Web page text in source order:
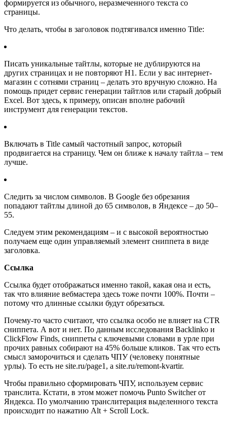
формируется из обычного, неразмеченного текста со
страницы.
Что делать, чтобы в заголовок подтягивался именно Title:
Писать уникальные тайтлы, которые не дублируются на
других страницах и не повторяют H1. Если у вас интернет-
магазин с сотнями страниц – делать это вручную сложно. На
помощь придет сервис генерации тайтлов или старый добрый
Excel. Вот здесь, к примеру, описан вполне рабочий
инструмент для генерации текстов.
Включать в Title самый частотный запрос, который
продвигается на страницу. Чем он ближе к началу тайтла – тем
лучше.
Следить за числом символов. В Google без обрезания
попадают тайтлы длиной до 65 символов, в Яндексе – до 50–
55.
Следуем этим рекомендациям – и с высокой вероятностью
получаем еще один управляемый элемент сниппета в виде
заголовка.
Ссылка
Ссылка будет отображаться именно такой, какая она и есть,
так что влияние вебмастера здесь тоже почти 100%. Почти –
потому что длинные ссылки будут обрезаться.
Почему-то часто считают, что ссылка особо не влияет на CTR
сниппета. А вот и нет. По данным исследования Backlinko и
ClickFlow Finds, сниппеты с ключевыми словами в урле при
прочих равных собирают на 45% больше кликов. Так что есть
смысл заморочиться и сделать ЧПУ (человеку понятные
урлы). То есть не site.ru/page1, а site.ru/remont-kvartir.
Чтобы правильно сформировать ЧПУ, используем сервис
транслита. Кстати, в этом может помочь Punto Switcher от
Яндекса. По умолчанию транслитерация выделенного текста
происходит по нажатию Alt + Scroll Lock.